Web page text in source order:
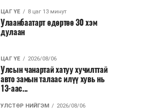
ЦАГ ҮЕ 8 цаг 13 минут
Улаанбаатарт өдөртөө 30 хэм
дулаан
ЦАГ ҮЕ 2026/08/06
Улсын чанартай хатуу хучилттай
авто замын талаас илүү хувь нь
13-аас...
УЛСТӨР НИЙГЭМ 2026/08/06